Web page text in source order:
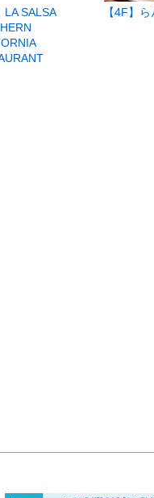
LA SALSA
【4F】